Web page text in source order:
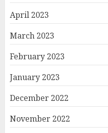
April 2023
March 2023
February 2023
January 2023
December 2022
November 2022